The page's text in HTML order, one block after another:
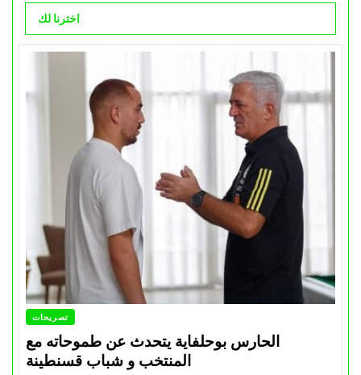
اخترنا لك
تصريحات
الحارس بوحلفاية يتحدث عن طموحاته مع
المنتخب و شباب قسنطينة